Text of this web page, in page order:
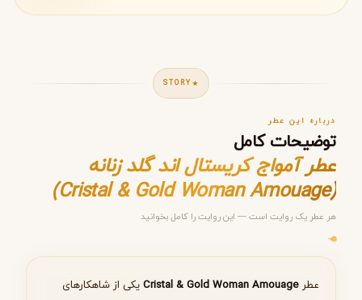
انتخاب عطر مناسب
STORY
درباره این عطر
توضیحات کامل
عطر آمواج کریستال اند گلد زنانه
(Cristal & Gold Woman Amouage)
هر عطر یک روایت است — این روایت را کامل بخوانید
عطر Cristal & Gold Woman Amouageیکی از شاهکارهای